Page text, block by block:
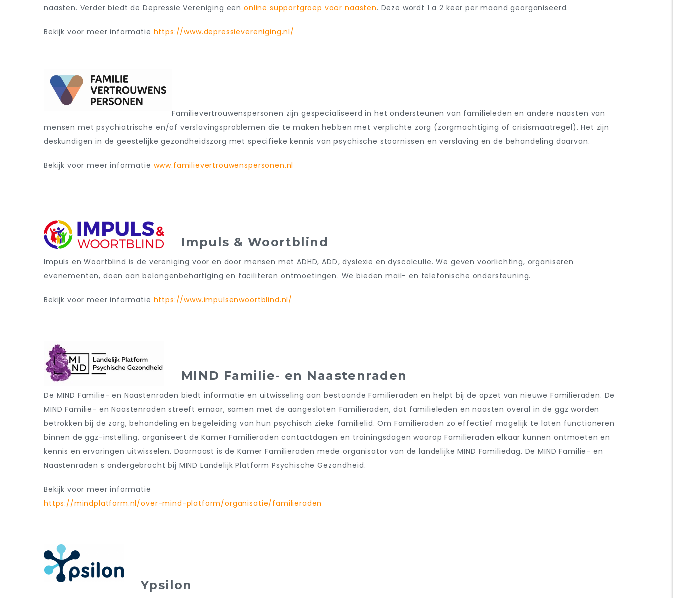
naasten. Verder biedt de Depressie Vereniging een online supportgroep voor naasten. Deze wordt 1 a 2 keer per maand georganiseerd.
Bekijk voor meer informatie https://www.depressievereniging.nl/
Familievertrouwenspersonen zijn gespecialiseerd in het onder­steunen van familieleden en andere naasten van
mensen met psychiatrische en/of verslavingsproblemen die te maken hebben met verplichte zorg (zorgmachtiging of crisismaatregel). Het zijn
deskundigen in degeestelijke gezondheidszorg met specifieke kennis van psychische stoornissen en verslaving en de behandeling daarvan.
Bekijk voor meer informatie www.familievertrouwenspersonen.nl
Impuls & Woortblind
Impuls en Woortblind is de vereniging voor en door mensen met ADHD, ADD, dyslexie en dyscalculie. We geven voorlichting, organiseren
evenementen, doen aan belangenbehartiging en faciliteren ontmoetingen. We bieden mail- en telefonische ondersteuning.
Bekijk voor meer informatie https://www.impulsenwoortblind.nl/
MIND Familie- en Naastenraden
De MIND Familie- en Naastenraden biedt informatie en uitwisseling aan bestaande Familieraden en helpt bij de opzet van nieuwe Familieraden. De
MIND Familie- en Naastenradenstreeft ernaar, samen met de aangesloten Familieraden, dat familieleden en naasten overal in de ggz worden
betrokken bij de zorg, behandeling en begeleiding van hun psychisch zieke familielid. Om Familieraden zo effectief mogelijk te laten functioneren
binnen de ggz-instelling, organiseert de Kamer Familieraden contactdagen en trainingsdagen waarop Familieraden elkaar kunnen ontmoeten en
kennis en ervaringen uitwisselen. Daarnaast is de Kamer Familieraden mede organisator van de landelijke MIND Familiedag. DeMIND Familie- en
Naastenraden s ondergebracht bij MIND Landelijk Platform Psychische Gezondheid.
Bekijk voor meer informatie
https://mindplatform.nl/over-mind-platform/organisatie/familieraden
Ypsilon